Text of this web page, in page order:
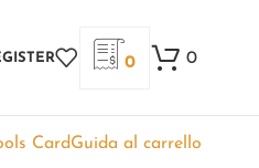
0 0
CardGuida al carrello